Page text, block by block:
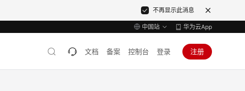
不再显示此消息
中国站 华为云App
文档 备案 控制台 登录 注册